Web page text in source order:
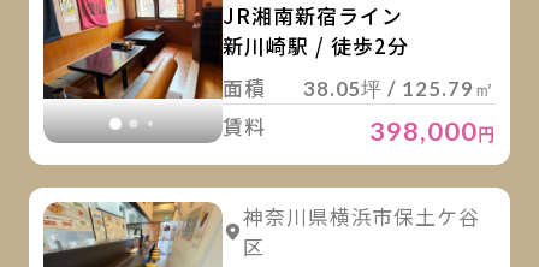
JR湘南新宿ライン
新川崎駅 / 徒歩2分
面積
38.05坪 / 125.79㎡
賃料 398,000円
詳細を見る 詳細を見る
神奈川県横浜市保土ケ谷
区